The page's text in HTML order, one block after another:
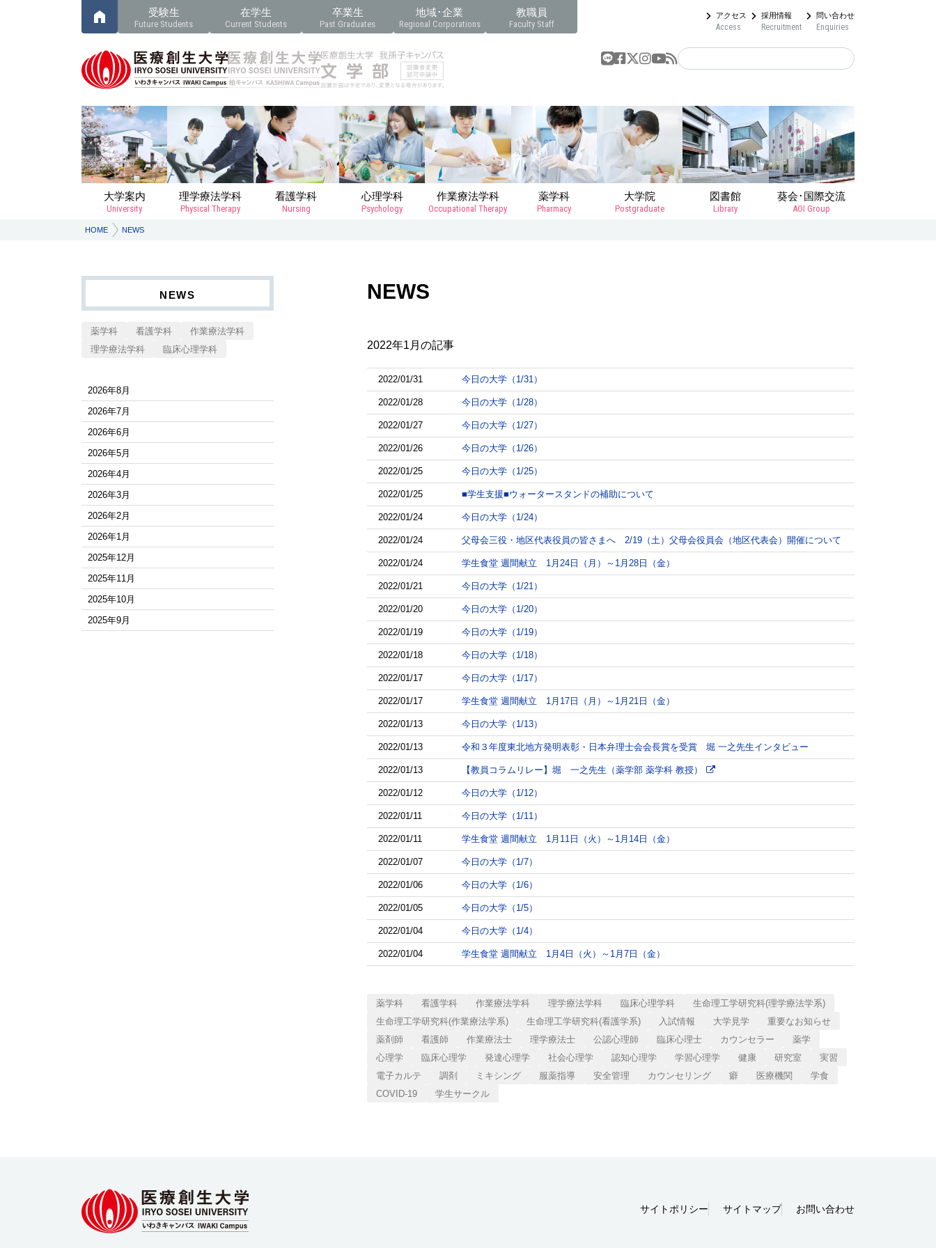
受験生
Future Students
在学生
Current Students
卒業生
Past Graduates
地域･企業
Regional Corporations
教職員
Faculty Staff
アクセス
Access
採用情報
Recruitment
問い合わせ
Enquiries
大学案内
University
理学療法学科
Physical Therapy
看護学科
Nursing
心理学科
Psychology
作業療法学科
Occupational Therapy
薬学科
Pharmacy
大学院
Postgraduate
図書館
Library
葵会･国際交流
AOI Group
HOME NEWS
NEWS
2022年1月 の記事
2022/01/31 今日の大学（1/31）
2022/01/28 今日の大学（1/28）
2022/01/27 今日の大学（1/27）
2022/01/26 今日の大学（1/26）
2022/01/25 今日の大学（1/25）
2022/01/25 ■学生支援■ウォータースタンドの補助について
2022/01/24 今日の大学（1/24）
2022/01/24 父母会三役・地区代表役員の皆さまへ 2/19（土）父母会役員会（地区代表会）開催について
2022/01/24 学生食堂 週間献立 1月24日（月）～1月28日（金）
2022/01/21 今日の大学（1/21）
2022/01/20 今日の大学（1/20）
2022/01/19 今日の大学（1/19）
2022/01/18 今日の大学（1/18）
2022/01/17 今日の大学（1/17）
2022/01/17 学生食堂 週間献立 1月17日（月）～1月21日（金）
2022/01/13 今日の大学（1/13）
2022/01/13 令和３年度東北地方発明表彰・日本弁理士会会長賞を受賞 堀 一之先生インタビュー
2022/01/13 【教員コラムリレー】堀 一之先生（薬学部 薬学科 教授）
2022/01/12 今日の大学（1/12）
2022/01/11 今日の大学（1/11）
2022/01/11 学生食堂 週間献立 1月11日（火）～1月14日（金）
2022/01/07 今日の大学（1/7）
2022/01/06 今日の大学（1/6）
2022/01/05 今日の大学（1/5）
2022/01/04 今日の大学（1/4）
2022/01/04 学生食堂 週間献立 1月4日（火）～1月7日（金）
薬学科 看護学科 作業療法学科 理学療法学科 臨床心理学科
生命理工学研究科(理学療法学系)
生命理工学研究科(作業療法学系)
生命理工学研究科(看護学系) 入試情報 大学見学
重要なお知らせ
薬剤師
看護師 作業療法士 理学療法士 公認心理師 臨床心理士 カウンセラー
薬学
心理学
臨床心理学 発達心理学 社会心理学 認知心理学 学習心理学 健康 研究室
実習
電子カルテ
調剤 ミキシング 服薬指導 安全管理 カウンセリング 癖 医療機関
学食
COVID-19
学生サークル
NEWS
薬学科 看護学科
作業療法学科
理学療法学科
臨床心理学科
2026年8月
2026年7月
2026年6月
2026年5月
2026年4月
2026年3月
2026年2月
2026年1月
2025年12月
2025年11月
2025年10月
2025年9月
2023年5月
2023年4月
サイトポリシー サイトマップ お問い合わせ